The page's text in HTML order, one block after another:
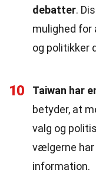
debatter.
mulighed
og politikker
10 Taiwan har
betyder, at
valg og
vælgerne
information.